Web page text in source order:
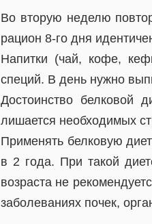
Во вторую неделю
рацион 8-го дня
Напитки (чай, кофе,
специй. В день нужно
Достоинство белковой
лишается необходимых
Применять белковую
в 2 года. При такой
возраста не
заболеваниях почек,